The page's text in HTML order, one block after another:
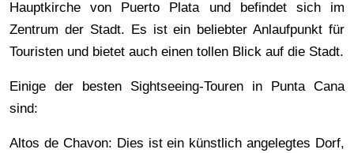
Hauptkirche von Puerto Plata und befindet sich im
Zentrum der Stadt. Es ist ein beliebter Anlaufpunkt für
Touristen und bietet auch einen tollen Blick auf die Stadt.
Einige der besten Sightseeing-Touren in Punta Cana
sind:
Altos de Chavon: Dies ist ein künstlich angelegtes Dorf,